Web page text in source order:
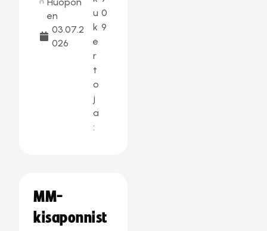
en
03.07.2
026
u
k
e
r
t
o
j
a
:
0
9
MM-
kisaponnist